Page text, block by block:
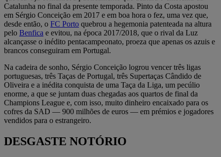
Catalunha no final da presente temporada. Pinto da Costa apostou
em Sérgio Conceição em 2017 e em boa hora o fez, uma vez que,
desde então, o FC Porto quebrou a hegemonia patenteada na altura
pelo Benfica e evitou, na época 2017/2018, que o rival da Luz
alcançasse o inédito pentacampeonato, proeza que apenas os azuis e
brancos conseguiram em Portugal.
Na cadeira de sonho, Sérgio Conceição logrou vencer três ligas
portuguesas, três Taças de Portugal, três Supertaças Cândido de
Oliveira e a inédita conquista de uma Taça da Liga, um pecúlio
enorme, a que se juntam duas chegadas aos quartos de final da
Champions League e, com isso, muito dinheiro encaixado para os
cofres da SAD — 900 milhões de euros — em prémios e jogadores
vendidos para o estrangeiro.
DESGASTE NOTÓRIO